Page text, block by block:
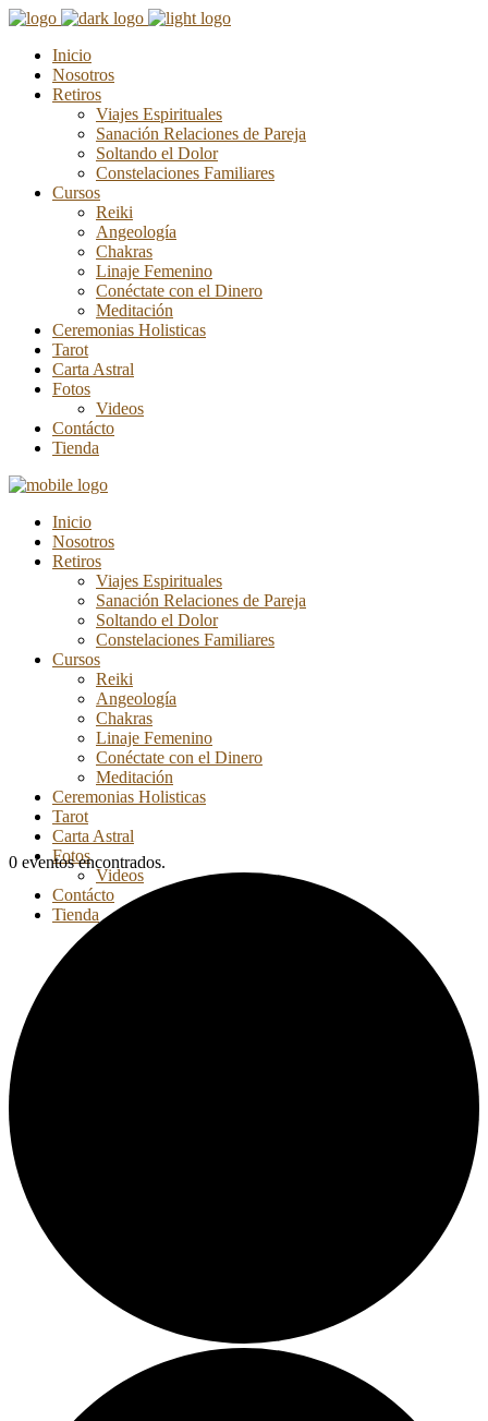
Inicio
Nosotros
Retiros
Viajes Espirituales
Sanación Relaciones de Pareja
Soltando el Dolor
Constelaciones Familiares
Cursos
Reiki
Angeología
Chakras
Linaje Femenino
Conéctate con el Dinero
Meditación
Ceremonias Holisticas
Tarot
Carta Astral
Fotos
Videos
Contácto
Tienda
Inicio
Nosotros
Retiros
Viajes Espirituales
Sanación Relaciones de Pareja
Soltando el Dolor
Constelaciones Familiares
Cursos
Reiki
Angeología
Chakras
Linaje Femenino
Conéctate con el Dinero
Meditación
Ceremonias Holisticas
Tarot
Carta Astral
Fotos
Videos
Contácto
Tienda
0 eventos encontrados.